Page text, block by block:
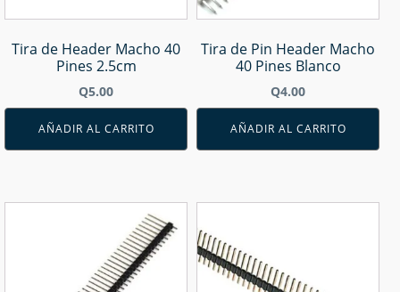
Tira de Header Macho 40
Pines 2.5cm
Q5.00
AÑADIR AL CARRITO
Tira de Pin Header Macho
40 Pines Blanco
Q4.00
AÑADIR AL CARRITO